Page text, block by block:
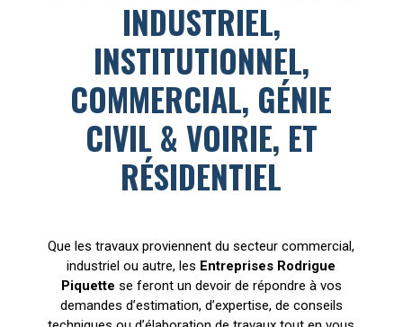
INDUSTRIEL,
INSTITUTIONNEL,
COMMERCIAL, GÉNIE
CIVIL & VOIRIE, ET
RÉSIDENTIEL
Que les travaux proviennent du secteur commercial,
industriel ou autre, les Entreprises Rodrigue
Piquette se feront un devoir de répondre à vos
demandes d’estimation, d’expertise, de conseils